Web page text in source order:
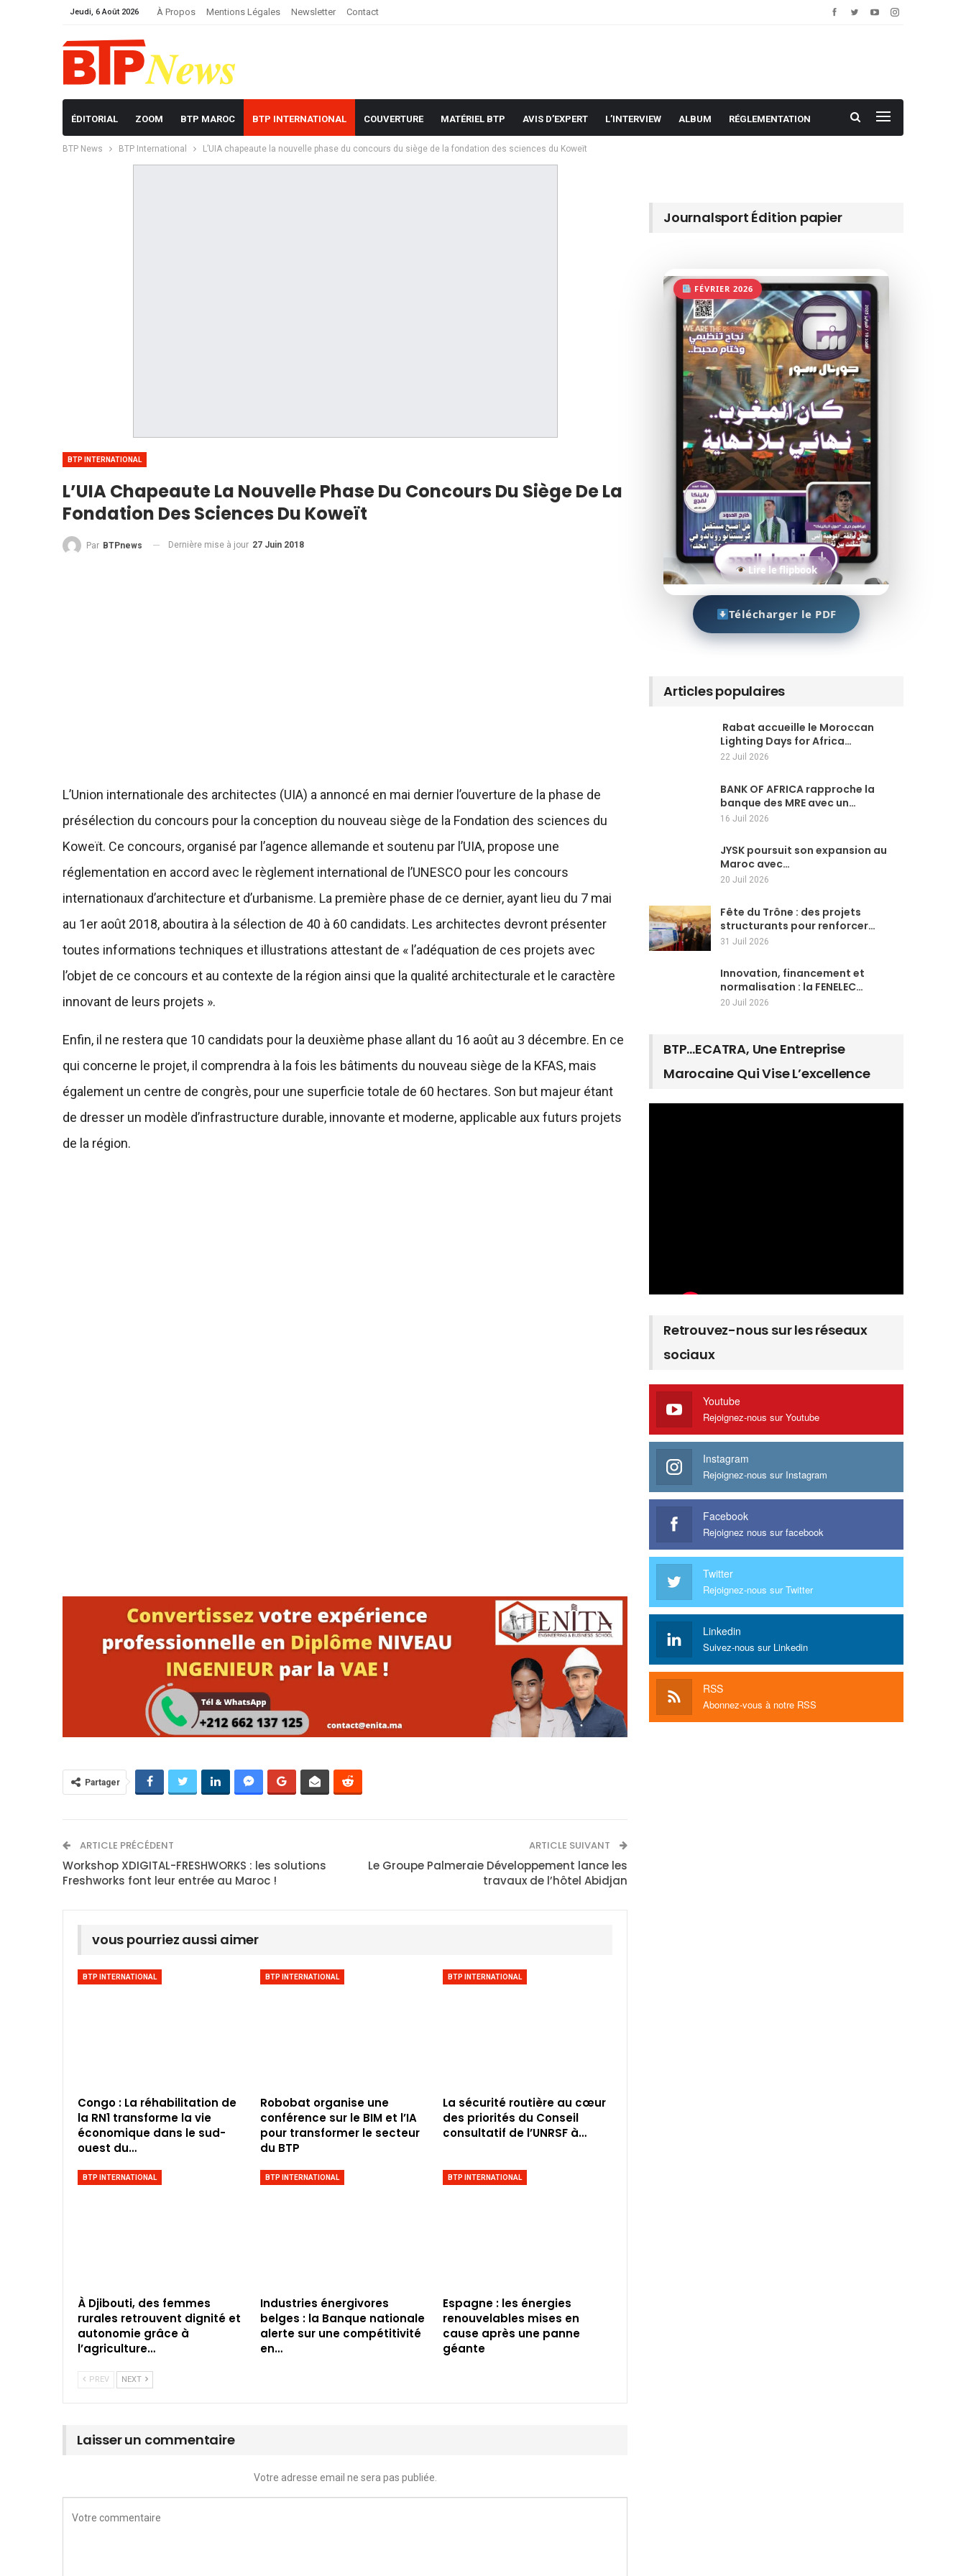
Jeudi, 6 Août 2026 À Propos Mentions Légales Newsletter Contact
ÉDITORIAL ZOOM BTP MAROC BTP INTERNATIONAL COUVERTURE MATÉRIEL BTP AVIS D’EXPERT L’INTERVIEW ALBUM RÉGLEMENTATION
BTP News BTP International L’UIA chapeaute la nouvelle phase du concours du siège de la fondation des sciences du Koweït
BTP INTERNATIONAL
L’UIA Chapeaute La Nouvelle Phase Du Concours Du Siège De La
Fondation Des Sciences Du Koweït
Par BTPnews Dernière mise à jour 27 Juin 2018
L’Union internationale des architectes (UIA) a annoncé en mai dernier l’ouverture de la phase de
présélection du concours pour la conception du nouveau siège de la Fondation des sciences du
Koweït. Ce concours, organisé par l’agence allemande et soutenu par l’UIA, propose une
réglementation en accord avec le règlement international de l’UNESCO pour les concours
internationaux d’architecture et d’urbanisme. La première phase de ce dernier, ayant lieu du 7 mai
au 1er août 2018, aboutira à la sélection de 40 à 60 candidats. Les architectes devront présenter
toutes informations techniques et illustrations attestant de « l’adéquation de ces projets avec
l’objet de ce concours et au contexte de la région ainsi que la qualité architecturale et le caractère
innovant de leurs projets ».
Enfin, il ne restera que 10 candidats pour la deuxième phase allant du 16 août au 3 décembre. En ce
qui concerne le projet, il comprendra à la fois les bâtiments du nouveau siège de la KFAS, mais
également un centre de congrès, pour une superficie totale de 60 hectares. Son but majeur étant
de dresser un modèle d’infrastructure durable, innovante et moderne, applicable aux futurs projets
de la région.
Partager
ARTICLE PRÉCÉDENT
Workshop XDIGITAL-FRESHWORKS : les solutions
Freshworks font leur entrée au Maroc !
ARTICLE SUIVANT
Le Groupe Palmeraie Développement lance les
travaux de l’hôtel Abidjan
vous pourriez aussi aimer
BTP INTERNATIONAL
Congo : La réhabilitation de
la RN1 transforme la vie
économique dans le sud-
ouest du…
BTP INTERNATIONAL
Robobat organise une
conférence sur le BIM et l’IA
pour transformer le secteur
du BTP
BTP INTERNATIONAL
La sécurité routière au cœur
des priorités du Conseil
consultatif de l’UNRSF à…
BTP INTERNATIONAL
À Djibouti, des femmes
rurales retrouvent dignité et
autonomie grâce à
l’agriculture…
BTP INTERNATIONAL
Industries énergivores
belges : la Banque nationale
alerte sur une compétitivité
en…
BTP INTERNATIONAL
Espagne : les énergies
renouvelables mises en
cause après une panne
géante
PREV NEXT
Laisser un commentaire
Votre adresse email ne sera pas publiée.
Journalsport Édition papier
FÉVRIER 2026
Lire le flipbook
Télécharger le PDF
Articles populaires
Rabat accueille le Moroccan
Lighting Days for Africa…
22 Juil 2026
BANK OF AFRICA rapproche la
banque des MRE avec un…
16 Juil 2026
JYSK poursuit son expansion au
Maroc avec…
20 Juil 2026
Fête du Trône : des projets
structurants pour renforcer…
31 Juil 2026
Innovation, financement et
normalisation : la FENELEC…
20 Juil 2026
BTP…ECATRA, Une Entreprise
Marocaine Qui Vise L’excellence
Retrouvez-nous sur les réseaux
sociaux
Youtube
Rejoignez-nous sur Youtube
Instagram
Rejoignez-nous sur Instagram
Facebook
Rejoignez nous sur facebook
Twitter
Rejoignez-nous sur Twitter
Linkedin
Suivez-nous sur Linkedin
RSS
Abonnez-vous à notre RSS